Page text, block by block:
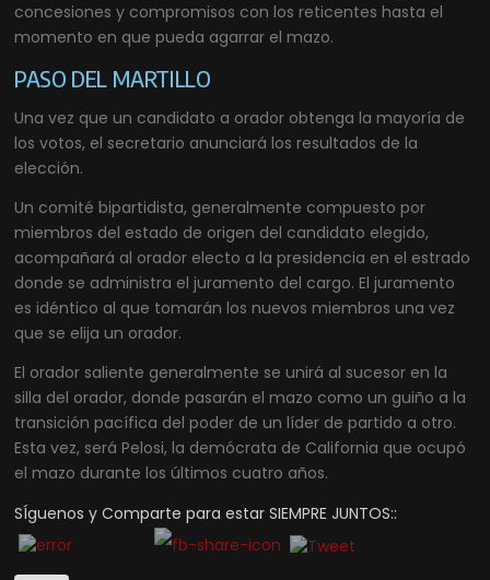
concesiones y compromisos con los reticentes hasta el
momento en que pueda agarrar el mazo.
PASO DEL MARTILLO
Una vez que un candidato a orador obtenga la mayoría de
los votos, el secretario anunciará los resultados de la
elección.
Un comité bipartidista, generalmente compuesto por
miembros del estado de origen del candidato elegido,
acompañará al orador electo a la presidencia en el estrado
donde se administra el juramento del cargo. El juramento
es idéntico al que tomarán los nuevos miembros una vez
que se elija un orador.
El orador saliente generalmente se unirá al sucesor en la
silla del orador, donde pasarán el mazo como un guiño a la
transición pacífica del poder de un líder de partido a otro.
Esta vez, será Pelosi, la demócrata de California que ocupó
el mazo durante los últimos cuatro años.
SÍguenos y Comparte para estar SIEMPRE JUNTOS::